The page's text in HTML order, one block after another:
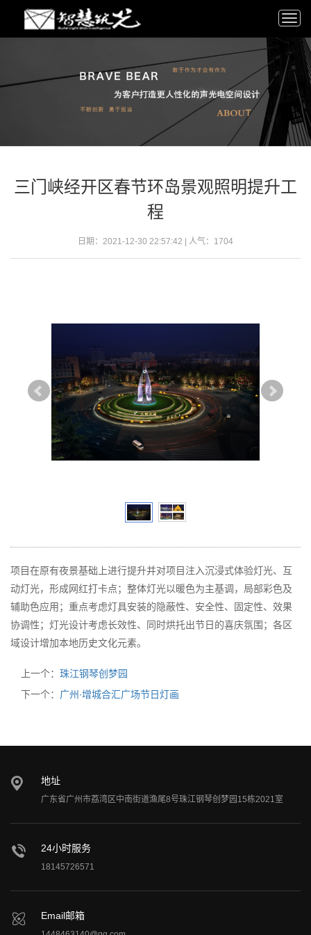
三门峡经开区春节环岛景观照明提升工
程
日期：2021-12-30 22:57:42 | 人气：1704
项目在原有夜景基础上进行提升并对项目注入沉浸式体验灯光、互
动灯光，形成网红打卡点；整体灯光以暖色为主基调，局部彩色及
辅助色应用；重点考虑灯具安装的隐蔽性、安全性、固定性、效果
协调性；灯光设计考虑长效性、同时烘托出节日的喜庆氛围；各区
域设计增加本地历史文化元素。
上一个： 珠江钢琴创梦园
下一个： 广州∙增城合汇广场节日灯画
地址
广东省广州市荔湾区中南街道渔尾8号珠江钢琴创梦园15栋2021室
24小时服务
18145726571
Email邮箱